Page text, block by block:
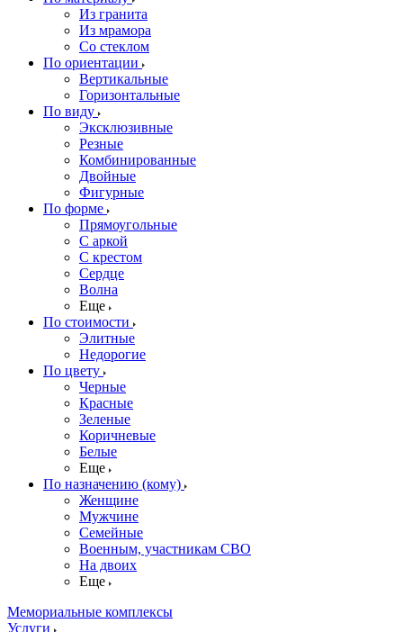
Из гранита
Из мрамора
Со стеклом
По ориентации
Вертикальные
Горизонтальные
По виду
Эксклюзивные
Резные
Комбинированные
Двойные
Фигурные
По форме
Прямоугольные
С аркой
С крестом
Сердце
Волна
Еще
По стоимости
Элитные
Недорогие
По цвету
Черные
Красные
Зеленые
Коричневые
Белые
Еще
По назначению (кому)
Женщине
Мужчине
Семейные
Военным, участникам СВО
На двоих
Еще
Мемориальные комплексы
Услуги